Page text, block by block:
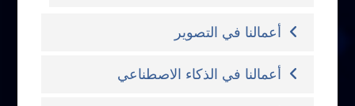
أعمالنا في التصوير
أعمالنا في الذكاء الاصطناعي